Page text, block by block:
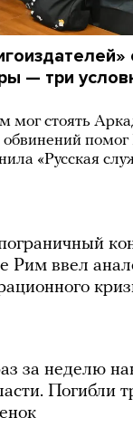
— три
мог стоять
обвинений
«Русская
Рим ввел
за неделю
Погибли